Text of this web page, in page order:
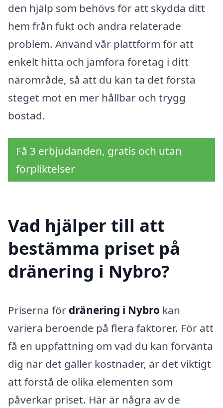
den hjälp som behövs för att skydda ditt
hem från fukt och andra relaterade
problem. Använd vår plattform för att
enkelt hitta och jämföra företag i ditt
närområde, så att du kan ta det första
steget mot en mer hållbar och trygg
bostad.
Få 3 erbjudanden, gratis och utan
förpliktelser
Vad hjälper till att
bestämma priset på
dränering i Nybro?
Priserna för dränering i Nybro kan
variera beroende på flera faktorer. För att
få en uppfattning om vad du kan förvänta
dig när det gäller kostnader, är det viktigt
att förstå de olika elementen som
påverkar priset. Här är några av de